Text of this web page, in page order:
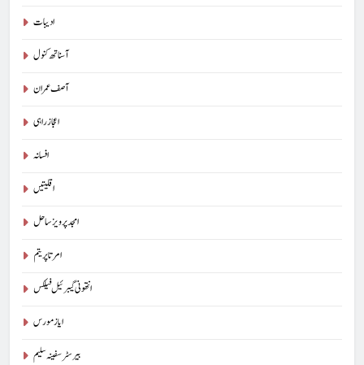
ادیبات
آسناتھ کنول
آصف عمران
اعجاز راہی
افسانہ
اقلیتیں
امجد پرویز ساحل
امرتا پریتم
انتھونی گیبرئیل فیلکس
ایاز مورس
بیرسٹرسفینہ سلیم